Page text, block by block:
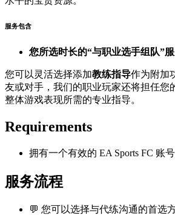
服务包含
您所选时长的“与职业选手组队”服
您可以灵活选择添加教练指导作为附加
友或对手，我们的职业玩家还将担任您
整体游戏表现所需的专业指导。
Requirements
拥有一个有效的 EA Sports FC 账号
服务流程
💬 您可以选择与代练沟通的首选